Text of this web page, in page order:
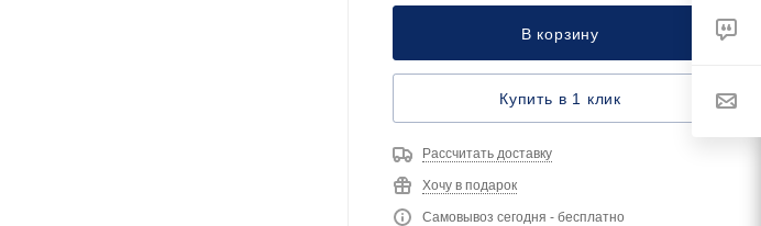
В корзину
Купить в 1 клик
Рассчитать доставку
Хочу в подарок
Самовывоз сегодня - бесплатно